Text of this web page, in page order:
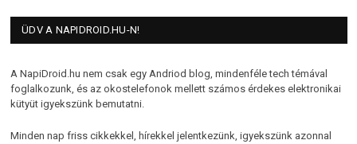
ÜDV A NAPIDROID.HU-N!
A NapiDroid.hu nem csak egy Andriod blog, mindenféle tech témával
foglalkozunk, és az okostelefonok mellett számos érdekes elektronikai
kütyüt igyekszünk bemutatni.
Minden nap friss cikkekkel, hírekkel jelentkezünk, igyekszünk azonnal